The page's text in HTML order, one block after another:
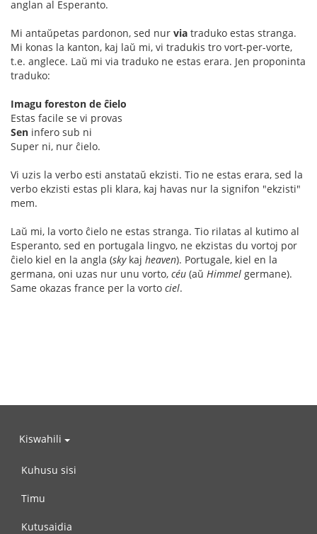
anglan al Esperanto.
Mi antaŭpetas pardonon, sed nur via traduko estas stranga.
Mi konas la kanton, kaj laŭ mi, vi tradukis tro vort-per-vorte,
t.e. anglece. Laŭ mi via traduko ne estas erara. Jen proponinta
traduko:
Imagu foreston de ĉielo
Estas facile se vi provas
Sen infero sub ni
Super ni, nur ĉielo.
Vi uzis la verbo esti anstataŭ ekzisti. Tio ne estas erara, sed la
verbo ekzisti estas pli klara, kaj havas nur la signifon "ekzisti"
mem.
Laŭ mi, la vorto ĉielo ne estas stranga. Tio rilatas al kutimo al
Esperanto, sed en portugala lingvo, ne ekzistas du vortoj por
ĉielo kiel en la angla (skykaj heaven). Portugale, kiel en la
germana, oni uzas nur unu vorto, céu (aŭ Himmel germane).
Same okazas france per la vorto ciel.
Kiswahili
Kuhusu sisi
Timu
Kutusaidia